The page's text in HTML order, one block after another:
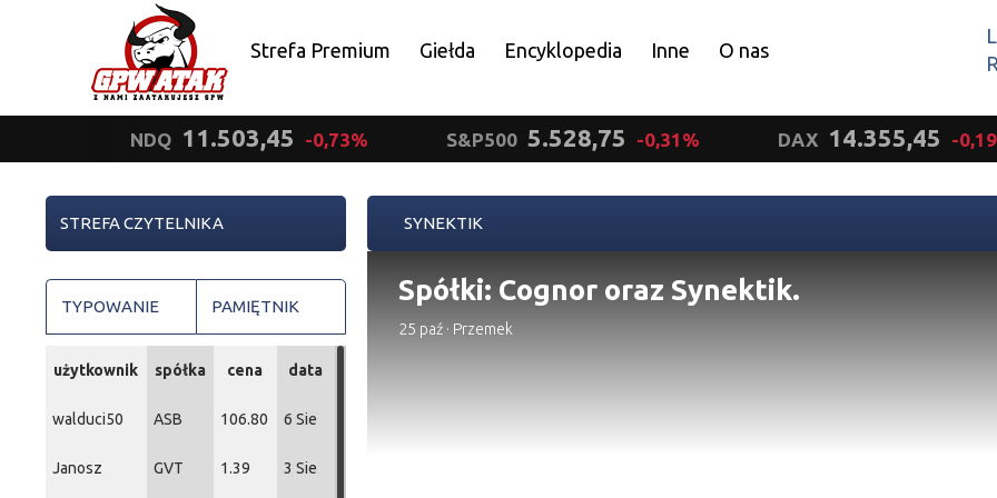
Strefa Premium Giełda Encyklopedia Inne O nas
NDQ 11.503,45 -0,73% S&P500 5.528,75 -0,31% DAX 14.355,45 -
SYNEKTIK
Spółki: Cognor oraz Synektik.
25 paź · Przemek
STREFA CZYTELNIKA
TYPOWANIE PAMIĘTNIK
użytkownik spółka cena data
walduci50 ASB 106.80 6 Sie
Janosz GVT 1.39 3 Sie